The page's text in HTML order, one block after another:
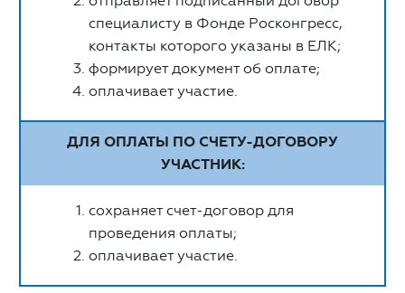
специалисту в Фонде Росконгресс,
контакты которого указаны в ЕЛК;
формирует документ об оплате;
оплачивает участие.
ДЛЯ ОПЛАТЫ ПО СЧЕТУ-ДОГОВОРУ
УЧАСТНИК:
сохраняет счет-договор для
проведения оплаты;
оплачивает участие.